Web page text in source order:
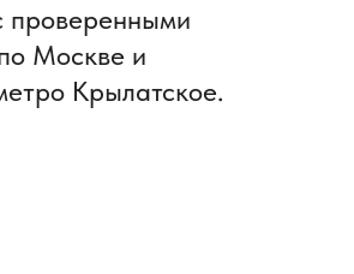
проверенными
Москве и
Крылатское.